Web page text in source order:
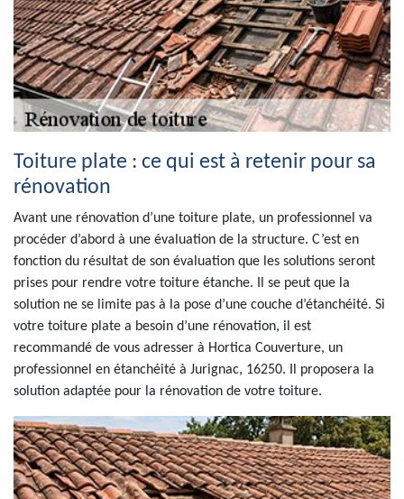
Toiture plate : ce qui est à retenir pour sa
rénovation
Avant une rénovation d’une toiture plate, un professionnel va
procéder d’abord à une évaluation de la structure. C’est en
fonction du résultat de son évaluation que les solutions seront
prises pour rendre votre toiture étanche. Il se peut que la
solution ne se limite pas à la pose d’une couche d’étanchéité. Si
votre toiture plate a besoin d’une rénovation, il est
recommandé de vous adresser à Hortica Couverture, un
professionnel en étanchéité à Jurignac, 16250. Il proposera la
solution adaptée pour la rénovation de votre toiture.